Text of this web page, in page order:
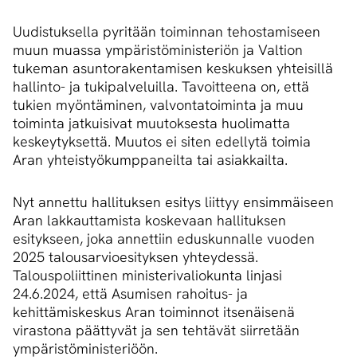
Uudistuksella pyritään toiminnan tehostamiseen
muun muassa ympäristöministeriön ja Valtion
tukeman asuntorakentamisen keskuksen yhteisillä
hallinto- ja tukipalveluilla. Tavoitteena on, että
tukien myöntäminen, valvontatoiminta ja muu
toiminta jatkuisivat muutoksesta huolimatta
keskeytyksettä. Muutos ei siten edellytä toimia
Aran yhteistyökumppaneilta tai asiakkailta.
Nyt annettu hallituksen esitys liittyy ensimmäiseen
Aran lakkauttamista koskevaan hallituksen
esitykseen, joka annettiin eduskunnalle vuoden
2025 talousarvioesityksen yhteydessä.
Talouspoliittinen ministerivaliokunta linjasi
24.6.2024, että Asumisen rahoitus- ja
kehittämiskeskus Aran toiminnot itsenäisenä
virastona päättyvät ja sen tehtävät siirretään
ympäristöministeriöön.